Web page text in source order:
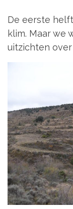
De eerste
klim. Maar we
uitzichten